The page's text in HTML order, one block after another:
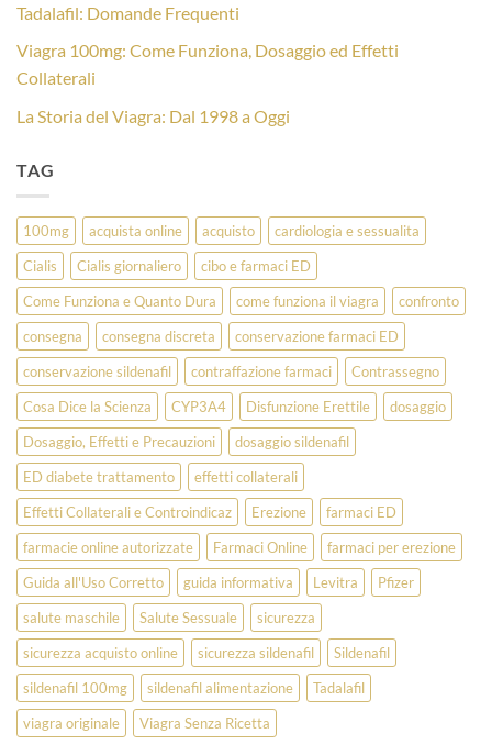
Tadalafil: Domande Frequenti
Viagra 100mg: Come Funziona, Dosaggio ed Effetti
Collaterali
La Storia del Viagra: Dal 1998 a Oggi
TAG
100mg acquista online acquisto
cardiologia e sessualita
Cialis
Cialis giornaliero
cibo e farmaci ED
Come Funziona e Quanto Dura
come funziona il viagra
confronto
consegna
consegna discreta
conservazione farmaci ED
conservazione sildenafil
contraffazione farmaci
Contrassegno
Cosa Dice la Scienza
CYP3A4 Disfunzione Erettile
dosaggio
Dosaggio, Effetti e Precauzioni
dosaggio sildenafil
ED diabete trattamento
effetti collaterali
Effetti Collaterali e Controindicaz
Erezione
farmaci ED
farmacie online autorizzate
Farmaci Online
farmaci per erezione
Guida all'Uso Corretto
guida informativa Levitra
Pfizer
salute maschile
Salute Sessuale
sicurezza
sicurezza acquisto online
sicurezza sildenafil
Sildenafil
sildenafil 100mg
sildenafil alimentazione
Tadalafil
viagra originale
Viagra Senza Ricetta